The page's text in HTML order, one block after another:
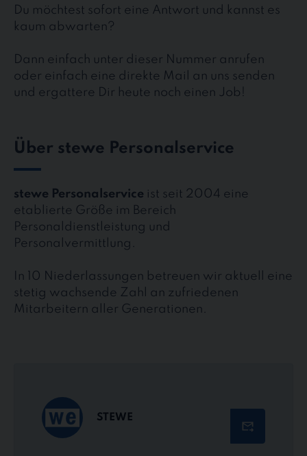
Du möchtest sofort eine Antwort und kannst es
kaum abwarten?
Dann einfach unter dieser Nummer anrufen
oder einfach eine direkte Mail an uns senden
und ergattere Dir heute noch einen Job!
Über stewe Personalservice
stewe Personalservice ist seit 2004 eine
etablierte Größe im Bereich
Personaldienstleistung und
Personalvermittlung.
In 10 Niederlassungen betreuen wir aktuell eine
stetig wachsende Zahl an zufriedenen
Mitarbeitern aller Generationen.
STEWE